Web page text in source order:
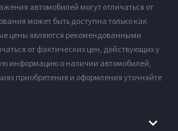
автомобилей могут отличаться от
может быть доступна только как
цены являются рекомендованными
от фактических цен, действующих у
информацию о наличии автомобилей,
приобретения и оформления уточняйте